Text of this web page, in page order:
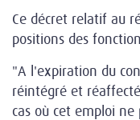
Ce décret relatif au
positions des
"A l'expiration du
réintégré et
cas où cet emploi